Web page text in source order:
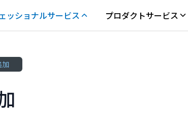
ッショナルサービス プロダクトサービス
加